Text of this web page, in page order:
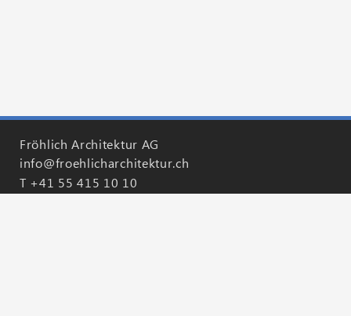
Fröhlich Architektur AG
info@froehlicharchitektur.ch
T +41 55 415 10 10